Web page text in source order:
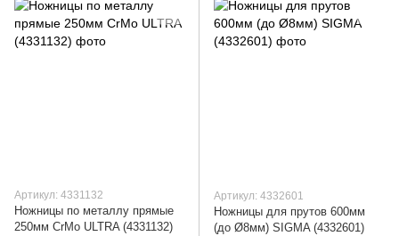
Артикул: 4331132
Ножницы по металлу прямые
250мм CrMo ULTRA (4331132)
Артикул: 4332601
Ножницы для прутов 600мм
(до Ø8мм) SIGMA (4332601)